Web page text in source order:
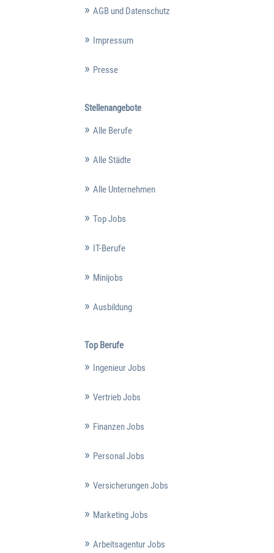
AGB und Datenschutz
Impressum
Presse
Stellenangebote
Alle Berufe
Alle Städte
Alle Unternehmen
Top Jobs
IT-Berufe
Minijobs
Ausbildung
Top Berufe
Ingenieur Jobs
Vertrieb Jobs
Finanzen Jobs
Personal Jobs
Versicherungen Jobs
Marketing Jobs
Arbeitsagentur Jobs